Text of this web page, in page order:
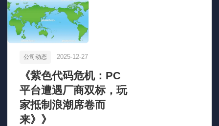
公司动态 2025-12-27
《紫色代码危机：PC
平台遭遇厂商双标，玩
家抵制浪潮席卷而
来》》